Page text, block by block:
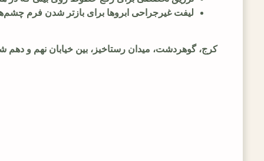
لیفت غیرجراحی ابروها برای بازتر شدن فرم
کرج، گوهردشت، میدان رستاخیز، بین خیابان نهم و